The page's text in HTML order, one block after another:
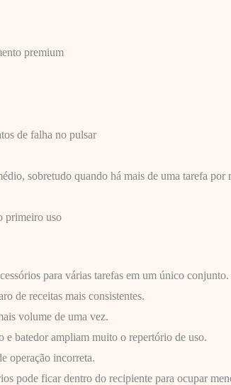
premium
de falha no pulsar
sobretudo quando há mais de uma tarefa por
primeiro uso
para várias tarefas em um único conjunto.
de receitas mais consistentes.
volume de uma vez.
e batedor ampliam muito o repertório de uso.
operação incorreta.
pode ficar dentro do recipiente para ocupar